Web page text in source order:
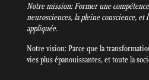
Notre mission: Former une
neurosciences, la pleine conscience,
appliquée.
Notre vision: Parce que la
vies plus épanouissantes, et toute la